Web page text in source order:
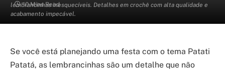
lembrancinhas inesquecíveis. Detalhes em crochê com alta qualidade e
acabamento impecável.
10 Mins Read
Se você está planejando uma festa com o tema Patati
Patatá, as lembrancinhas são um detalhe que não